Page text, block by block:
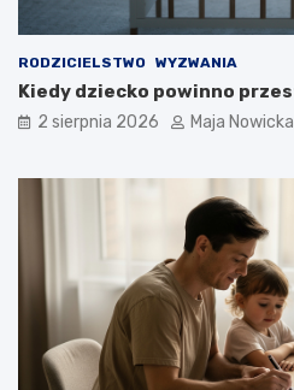
RODZICIELSTWO WYZWANIA
Kiedy dziecko powinno
2 sierpnia 2026 Maja Nowicka